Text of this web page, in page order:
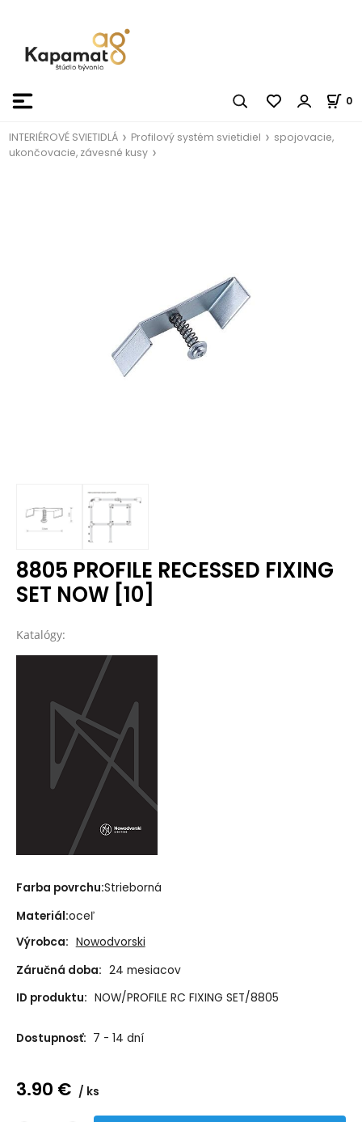
0
INTERIÉROVÉ SVIETIDLÁ Profilový systém svietidiel
spojovacie,
ukončovacie, závesné kusy
8805 PROFILE RECESSED FIXING
SET NOW [10]
Katalógy:
Farba povrchu:Strieborná
Materiál:oceľ
Výrobca: Nowodvorski
Záručná doba: 24 mesiacov
ID produktu: NOW/PROFILE RC FIXING SET/8805
Dostupnosť: 7 - 14 dní
3.90 € ks